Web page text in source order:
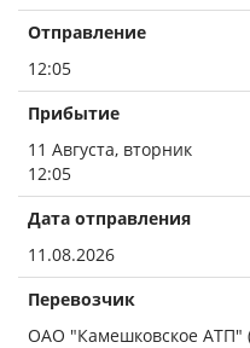
Отправление
12:05
Прибытие
11 Августа, вторник
12:05
Дата отправления
11.08.2026
Перевозчик
ОАО "Камешковское АТП"